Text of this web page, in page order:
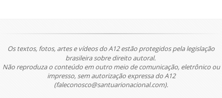
Os textos, fotos, artes e vídeos do A12 estão protegidos pela legislação
brasileira sobre direito autoral.
Não reproduza o conteúdo em outro meio de comunicação, eletrônico ou
impresso, sem autorização expressa do A12
(faleconosco@santuarionacional.com).